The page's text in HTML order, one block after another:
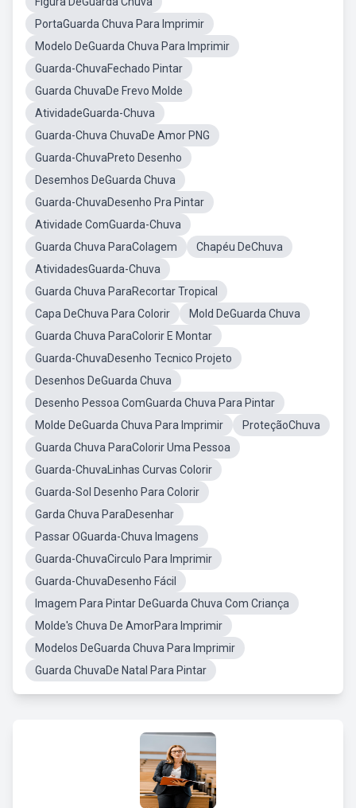
PortaGuarda Chuva Para Imprimir
Modelo DeGuarda Chuva Para Imprimir
Guarda-ChuvaFechado Pintar
Guarda ChuvaDe Frevo Molde
AtividadeGuarda-Chuva
Guarda-Chuva ChuvaDe Amor PNG
Guarda-ChuvaPreto Desenho
Desemhos DeGuarda Chuva
Guarda-ChuvaDesenho Pra Pintar
Atividade ComGuarda-Chuva
Guarda Chuva ParaColagem
Chapéu DeChuva
AtividadesGuarda-Chuva
Guarda Chuva ParaRecortar Tropical
Capa DeChuva Para Colorir
Mold DeGuarda Chuva
Guarda Chuva ParaColorir E Montar
Guarda-ChuvaDesenho Tecnico Projeto
Desenhos DeGuarda Chuva
Desenho Pessoa ComGuarda Chuva Para Pintar
Molde DeGuarda Chuva Para Imprimir
ProteçãoChuva
Guarda Chuva ParaColorir Uma Pessoa
Guarda-ChuvaLinhas Curvas Colorir
Guarda-Sol Desenho Para Colorir
Garda Chuva ParaDesenhar
Passar OGuarda-Chuva Imagens
Guarda-ChuvaCirculo Para Imprimir
Guarda-ChuvaDesenho Fácil
Imagem Para Pintar DeGuarda Chuva Com Criança
Molde's Chuva De AmorPara Imprimir
Modelos DeGuarda Chuva Para Imprimir
Guarda ChuvaDe Natal Para Pintar